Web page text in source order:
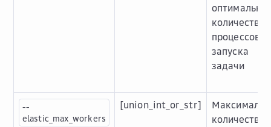
количества
процессов
запуска
задачи
--
elastic_max_workers
[union_int_or_str]
количество